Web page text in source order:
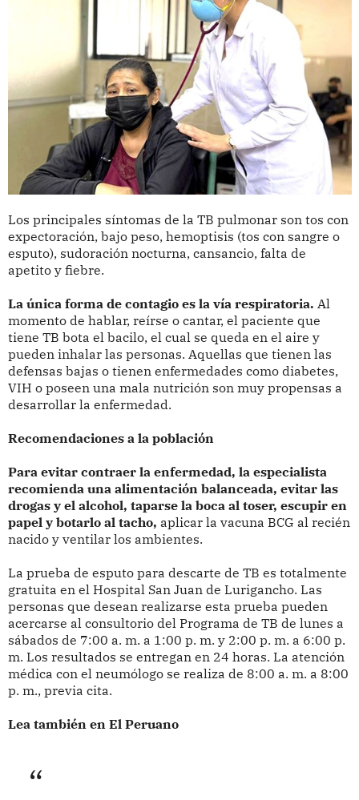
Los principales síntomas de la TB pulmonar son tos con
expectoración, bajo peso, hemoptisis (tos con sangre o
esputo), sudoración nocturna, cansancio, falta de
apetito y fiebre.
La única forma de contagio es la vía respiratoria. Al
momento de hablar, reírse o cantar, el paciente que
tiene TB bota el bacilo, el cual se queda en el aire y
pueden inhalar las personas. Aquellas que tienen las
defensas bajas o tienen enfermedades como diabetes,
VIH o poseen una mala nutrición son muy propensas a
desarrollar la enfermedad.
Recomendaciones a la población
Para evitar contraer la enfermedad, la especialista
recomienda una alimentación balanceada, evitar las
drogas y el alcohol, taparse la boca al toser, escupir en
papel y botarlo al tacho, aplicar la vacuna BCG al recién
nacido y ventilar los ambientes.
La prueba de esputo para descarte de TB es totalmente
gratuita en el Hospital San Juan de Lurigancho. Las
personas que desean realizarse esta prueba pueden
acercarse al consultorio del Programa de TB de lunes a
sábados de 7:00 a. m. a 1:00 p. m. y 2:00 p. m. a 6:00 p.
m. Los resultados se entregan en 24 horas. La atención
médica con el neumólogo se realiza de 8:00 a. m. a 8:00
p. m., previa cita.
Lea también en El Peruano